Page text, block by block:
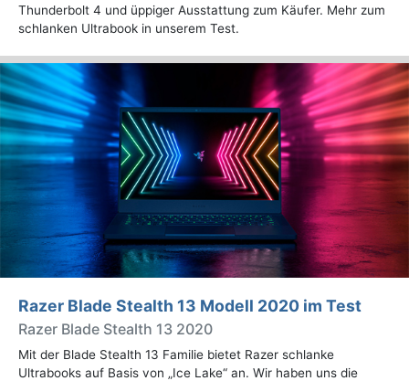
Thunderbolt 4 und üppiger Ausstattung zum Käufer. Mehr zum
schlanken Ultrabook in unserem Test.
Razer Blade Stealth 13 Modell 2020 im Test
Razer Blade Stealth 13 2020
Mit der Blade Stealth 13 Familie bietet Razer schlanke
Ultrabooks auf Basis von „Ice Lake“ an. Wir haben uns die